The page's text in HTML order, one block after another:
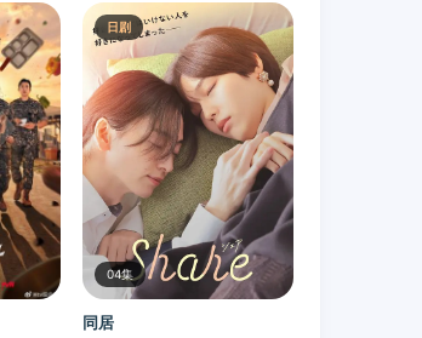
日剧
04集
同居